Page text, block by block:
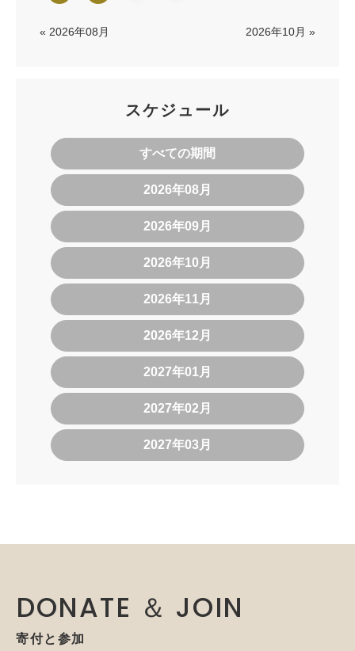
« 2026年08月 2026年10月 »
スケジュール
すべての期間
2026年08月
2026年09月
2026年10月
2026年11月
2026年12月
2027年01月
2027年02月
2027年03月
DONATE ＆ JOIN
寄付と参加